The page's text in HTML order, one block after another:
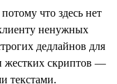
что здесь нет
ненужных
дедлайнов для
жестких скриптов —
текстами.